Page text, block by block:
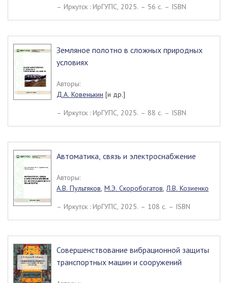
– Иркутск : ИрГУПС, 2025. – 56 c. – ISBN
Земляное полотно в сложных природных
условиях
Авторы:
Д.А. Ковенькин [и др.]
– Иркутск : ИрГУПС, 2025. – 88 c. – ISBN
Автоматика, связь и электроснабжение
Авторы:
А.В. Пультяков, М.Э. Скоробогатов,Л.В. Козиенко
– Иркутск : ИрГУПС, 2025. – 108 c. – ISBN
Совершенствование вибрационной защиты
транспортных машин и сооружений